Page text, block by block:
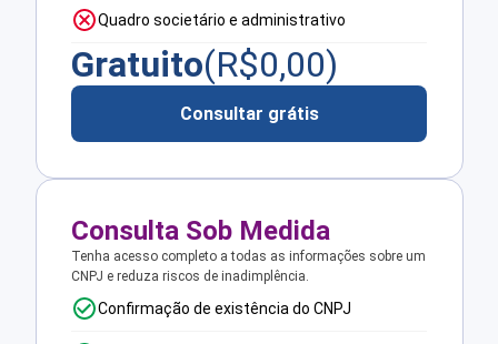
Quadro societário e administrativo
Gratuito(R$0,00)
Consultar grátis
Consulta Sob Medida
Tenha acesso completo a todas as informações sobre um
CNPJ e reduza riscos de inadimplência.
Confirmação de existência do CNPJ